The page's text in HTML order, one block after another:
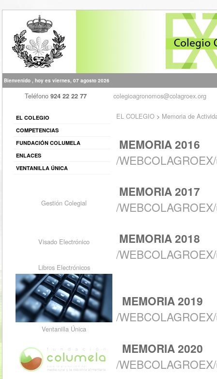
Bienvenido , hoy es viernes, 07 agosto 2026
Teléfono 924 22 22 77 colegioagronomos@colagroex.org
EL COLEGIO
COMPETENCIAS
FUNDACIÓN COLUMELA
ENLACES
VENTANILLA ÚNICA
Gestión Colegial
Visado Electrónico
Libros Electrónicos
Ventanilla Única
EL COLEGIO > Memoria de
MEMORIA 2016
/
MEMORIA 2017
/
MEMORIA 2018
/
MEMORIA 2019
/
MEMORIA 2020
/